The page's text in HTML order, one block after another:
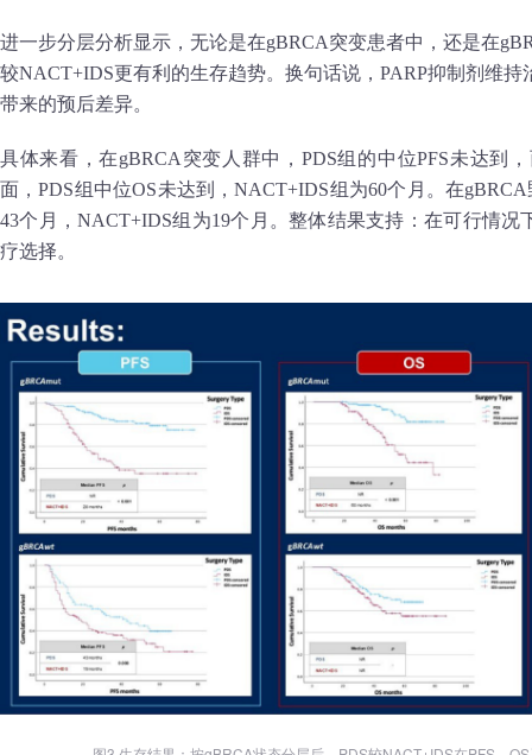
进一步分层分析显示，无论是在gBRCA突变患者中，还是在
较NACT+IDS更有利的生存趋势。换句话说，PARP抑制剂维
带来的预后差异。
具体来看，在gBRCA突变人群中，PDS组的中位PFS未达到
面，PDS组中位OS未达到，NACT+IDS组为60个月。在
43个月，NACT+IDS组为19个月。整体结果支持：在可行情况
疗选择。